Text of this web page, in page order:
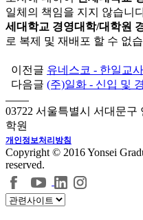
일체의 책임을 지지 않습니
세대학교 경영대학/대학원
로 복제 및 재배포 할 수 없
이전글 유네스코 - 한일교
다음글 (주)일화 - 신입 및
03722 서울특별시 서대문구
학원
개인정보처리방침
Copyright © 2016 Yonsei
reserved.